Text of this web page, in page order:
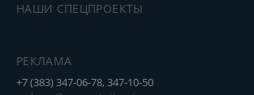
НАШИ СПЕЦПРОЕКТЫ
РЕКЛАМА
+7 (383) 347-06-78, 347-10-50